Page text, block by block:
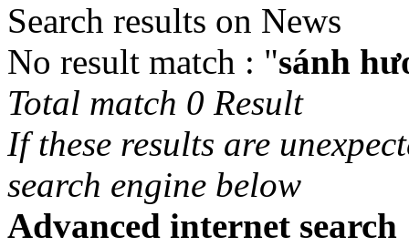
Search results on News
No result match : "sánh
Total match 0 Result
If these results are
search engine below
Advanced internet search